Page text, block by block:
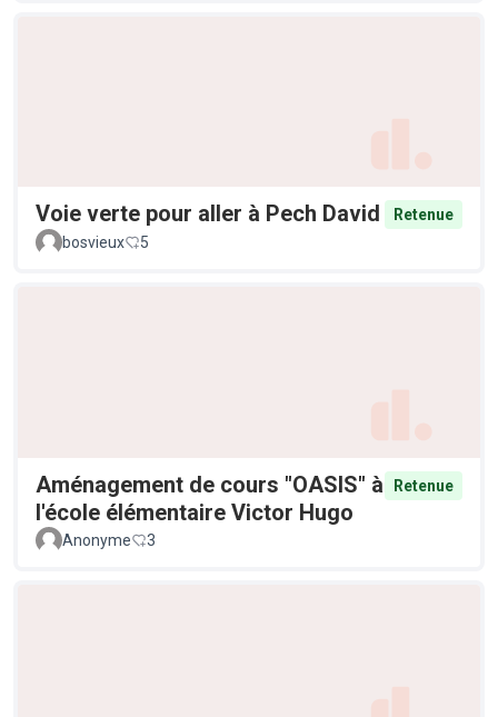
Voie verte pour aller à Pech David
Retenue
bosvieux
5
Aménagement de cours "OASIS" à
l'école élémentaire Victor Hugo
Retenue
Anonyme 3